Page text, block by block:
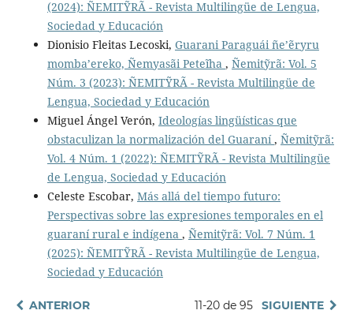
(2024): ÑEMITỸRÃ - Revista Multilingüe de Lengua,
Sociedad y Educación
Dionisio Fleitas Lecoski, Guarani Paraguái ñe’ẽryru
momba’ereko, Ñemyasãi Peteĩha , Ñemitỹrã: Vol. 5
Núm. 3 (2023): ÑEMITỸRÃ - Revista Multilingüe de
Lengua, Sociedad y Educación
Miguel Ángel Verón, Ideologías lingüísticas que
obstaculizan la normalización del Guaraní, Ñemitỹrã:
Vol. 4 Núm. 1 (2022): ÑEMITỸRÃ - Revista Multilingüe
de Lengua, Sociedad y Educación
Celeste Escobar, Más allá del tiempo futuro:
Perspectivas sobre las expresiones temporales en el
guaraní rural e indígena , Ñemitỹrã: Vol. 7 Núm. 1
(2025): ÑEMITỸRÃ - Revista Multilingüe de Lengua,
Sociedad y Educación
ANTERIOR 11-20 de 95 SIGUIENTE